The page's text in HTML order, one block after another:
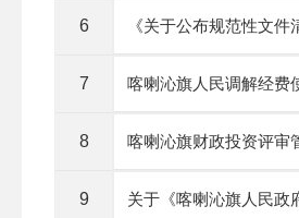
6 《关于公布规范性文
7 喀喇沁旗人民调解经费
8 喀喇沁旗财政投资评审
9 关于《喀喇沁旗人民政